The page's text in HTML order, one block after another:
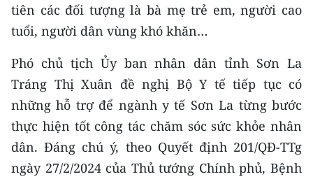
tiên các đối tượng là bà mẹ trẻ em, người cao
tuổi, người dân vùng khó khăn…
Phó chủ tịch Ủy ban nhân dân tỉnh Sơn La
Tráng Thị Xuân đề nghị Bộ Y tế tiếp tục có
những hỗ trợ để ngành y tế Sơn La từng bước
thực hiện tốt công tác chăm sóc sức khỏe nhân
dân. Đáng chú ý, theo Quyết định 201/QĐ-TTg
ngày 27/2/2024 của Thủ tướng Chính phủ, Bệnh